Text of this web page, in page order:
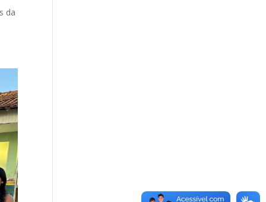
da